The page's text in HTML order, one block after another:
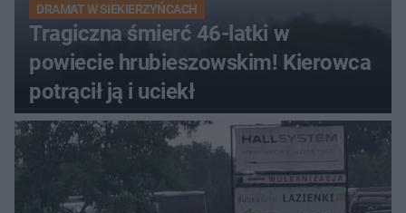
DRAMAT W SIEKIERZYŃCACH
Tragiczna śmierć 46-latki w
powiecie hrubieszowskim! Kierowca
potrącił ją i uciekł